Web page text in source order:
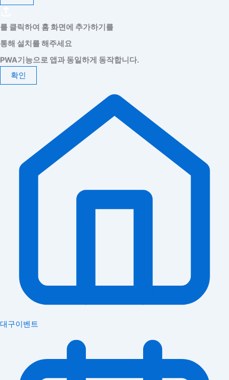
를 클릭하여 홈 화면에 추가하기를
통해 설치를 해주세요
PWA기능으로 앱과 동일하게 동작합니다.
확인
대구이벤트